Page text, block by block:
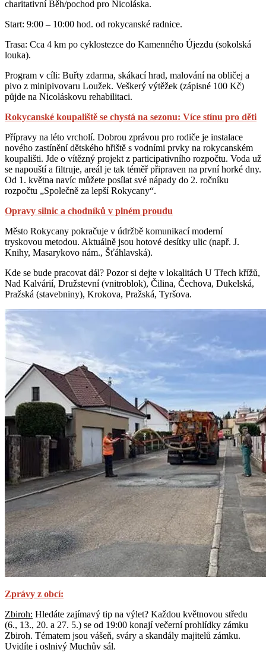
charitativní Běh/pochod pro Nicoláska.
Start: 9:00 – 10:00 hod. od rokycanské radnice.
Trasa: Cca 4 km po cyklostezce do Kamenného Újezdu (sokolská
louka).
Program v cíli: Buřty zdarma, skákací hrad, malování na obličej a
pivo z minipivovaru Loužek. Veškerý výtěžek (zápisné 100 Kč)
půjde na Nicoláskovu rehabilitaci.
Rokycanské koupaliště se chystá na sezonu: Více stínu pro děti
Přípravy na léto vrcholí. Dobrou zprávou pro rodiče je instalace
nového zastínění dětského hřiště s vodními prvky na rokycanském
koupališti. Jde o vítězný projekt z participativního rozpočtu. Voda už
se napouští a filtruje, areál je tak téměř připraven na první horké dny.
Od 1. května navíc můžete posílat své nápady do 2. ročníku
rozpočtu „Společně za lepší Rokycany“.
Opravy silnic a chodníků v plném proudu
Město Rokycany pokračuje v údržbě komunikací moderní
tryskovou metodou. Aktuálně jsou hotové desítky ulic (např. J.
Knihy, Masarykovo nám., Šťáhlavská).
Kde se bude pracovat dál? Pozor si dejte v lokalitách U Třech křížů,
Nad Kalvárií, Družstevní (vnitroblok), Čilina, Čechova, Dukelská,
Pražská (stavebniny), Krokova, Pražská, Tyršova.
Zprávy z obcí:
Zbiroh: Hledáte zajímavý tip na výlet? Každou květnovou středu
(6., 13., 20. a 27. 5.) se od 19:00 konají večerní prohlídky zámku
Zbiroh. Tématem jsou vášeň, sváry a skandály majitelů zámku.
Uvidíte i oslnivý Muchův sál.